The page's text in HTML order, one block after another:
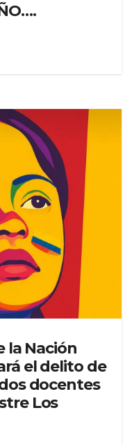
la Nación
el delito de
docentes
Los